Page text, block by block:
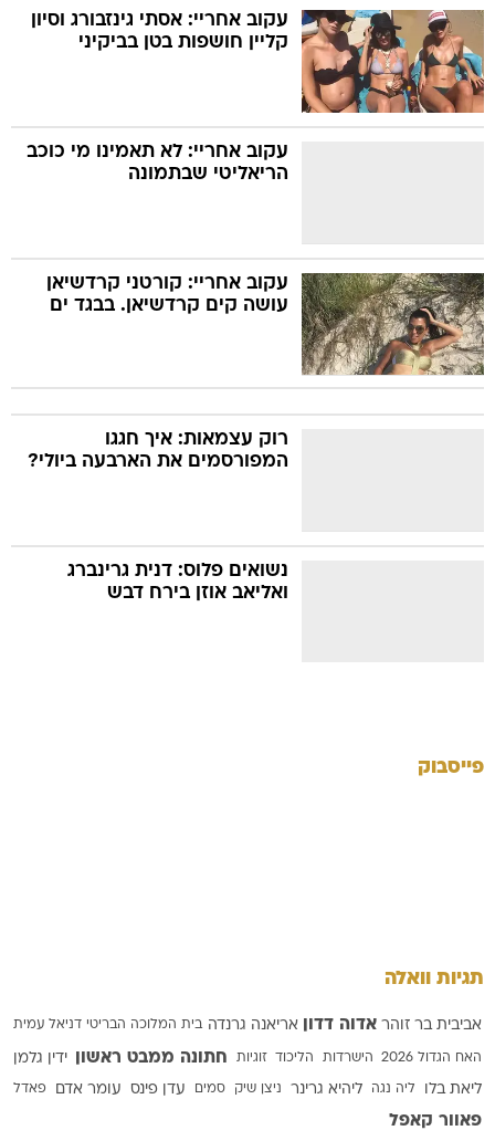
עקוב אחריי: אסתי גינזבורג וסיון
קליין חושפות בטן בביקיני
עקוב אחריי: לא תאמינו מי כוכב
הריאליטי שבתמונה
עקוב אחריי: קורטני קרדשיאן
עושה קים קרדשיאן. בבגד ים
רוק עצמאות: איך חגגו
המפורסמים את הארבעה ביולי?
נשואים פלוס: דנית גרינברג
ואליאב אוזן בירח דבש
פייסבוק
תגיות וואלה
אביבית בר זוהר אדוה דדון אריאנה גרנדה בית המלוכה הבריטי דניאל עמית
האח הגדול 2026 הישרדות הליכוד זוגיות חתונה ממבט ראשון ידין גלמן
ליאת בלו ליה נגה ליהיא גרינר ניצן שיק סמים עדן פינס עומר אדם פאדל
פאוור קאפל